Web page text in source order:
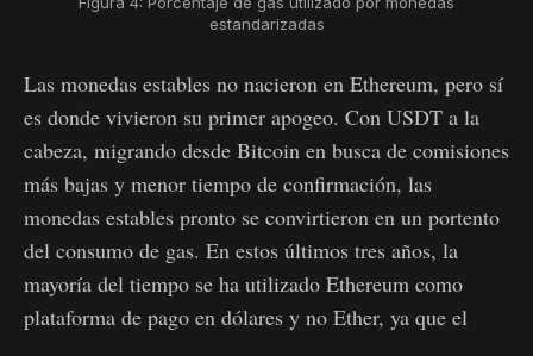
estandarizadas
Las monedas estables no nacieron en Ethereum, pero sí
es donde vivieron su primer apogeo. Con USDT a la
cabeza, migrando desde Bitcoin en busca de comisiones
más bajas y menor tiempo de confirmación, las
monedas estables pronto se convirtieron en un portento
del consumo de gas. En estos últimos tres años, la
mayoría del tiempo se ha utilizado Ethereum como
plataforma de pago en dólares y no Ether, ya que el